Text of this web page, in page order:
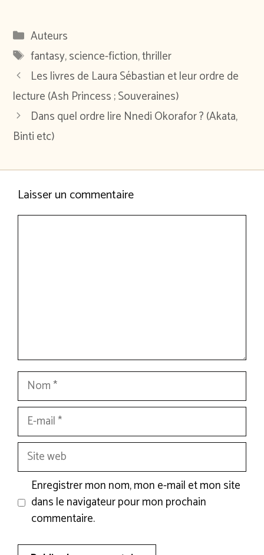
Catégories
Auteurs
Étiquettes
fantasy,science-fiction,thriller
Les livres de Laura Sébastian et leur ordre de
lecture (Ash Princess ; Souveraines)
Dans quel ordre lire Nnedi Okorafor ? (Akata,
Binti etc)
Laisser un commentaire
Nom
mail
Site
web
Enregistrer mon nom, mon e-mail et mon site
dans le navigateur pour mon prochain
commentaire.